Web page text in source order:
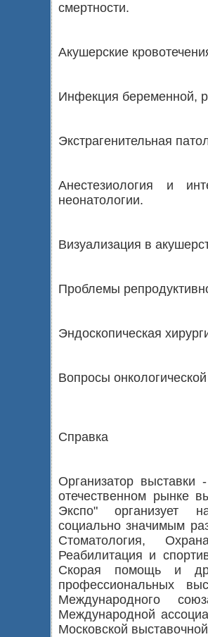
смертности.
Акушерские
Инфекция беременной,
Экстрагенительная
Анестезиология и
неонатологии.
Визуализация в
Проблемы
Эндоскопическая
Вопросы
Справка
Организатор
отечественном рынке
Экспо" организует
социально значимым
Стоматология,
Реабилитация и
Скорая помощь и
профессиональных
Международного
Международной
Московской